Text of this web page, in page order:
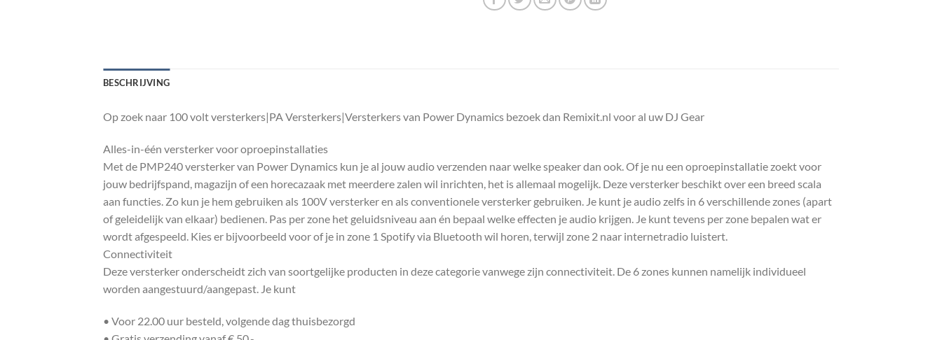
BESCHRIJVING
Op zoek naar 100 volt versterkers|PA Versterkers|Versterkers van Power Dynamics bezoek dan Remixit.nl voor al uw DJ Gear
Alles-in-één versterker voor oproepinstallaties
Met de PMP240 versterker van Power Dynamics kun je al jouw audio verzenden naar welke speaker dan ook. Of je nu een oproepinstallatie zoekt voor
jouw bedrijfspand, magazijn of een horecazaak met meerdere zalen wil inrichten, het is allemaal mogelijk. Deze versterker beschikt over een breed scala
aan functies. Zo kun je hem gebruiken als 100V versterker en als conventionele versterker gebruiken. Je kunt je audio zelfs in 6 verschillende zones (apart
of geleidelijk van elkaar) bedienen. Pas per zone het geluidsniveau aan én bepaal welke effecten je audio krijgen. Je kunt tevens per zone bepalen wat er
wordt afgespeeld. Kies er bijvoorbeeld voor of je in zone 1 Spotify via Bluetooth wil horen, terwijl zone 2 naar internetradio luistert.
Connectiviteit
Deze versterker onderscheidt zich van soortgelijke producten in deze categorie vanwege zijn connectiviteit. De 6 zones kunnen namelijk individueel
worden aangestuurd/aangepast. Je kunt
• Voor 22.00 uur besteld, volgende dag thuisbezorgd